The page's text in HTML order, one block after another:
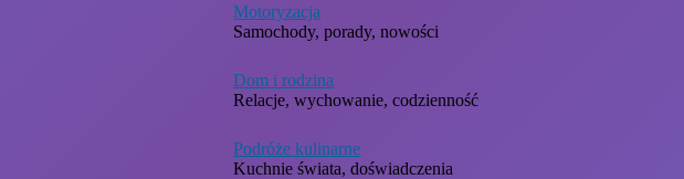
Motoryzacja
Samochody, porady, nowości
Dom i rodzina
Relacje, wychowanie, codzienność
Podróże kulinarne
Kuchnie świata, doświadczenia